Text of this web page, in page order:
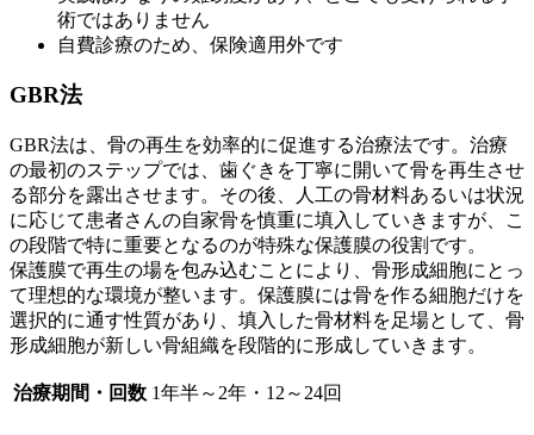
術ではありません
自費診療のため、保険適用外です
GBR法
GBR法は、骨の再生を効率的に促進する治療法です。治療
の最初のステップでは、歯ぐきを丁寧に開いて骨を再生させ
る部分を露出させます。その後、人工の骨材料あるいは状況
に応じて患者さんの自家骨を慎重に填入していきますが、こ
の段階で特に重要となるのが特殊な保護膜の役割です。
保護膜で再生の場を包み込むことにより、骨形成細胞にとっ
て理想的な環境が整います。保護膜には骨を作る細胞だけを
選択的に通す性質があり、填入した骨材料を足場として、骨
形成細胞が新しい骨組織を段階的に形成していきます。
治療期間・回数 1年半～2年・12～24回